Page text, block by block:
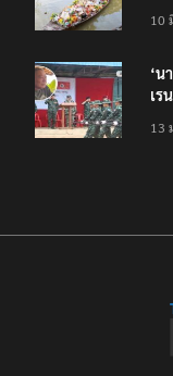
ตัก
10
‘น
เร
ปร
13